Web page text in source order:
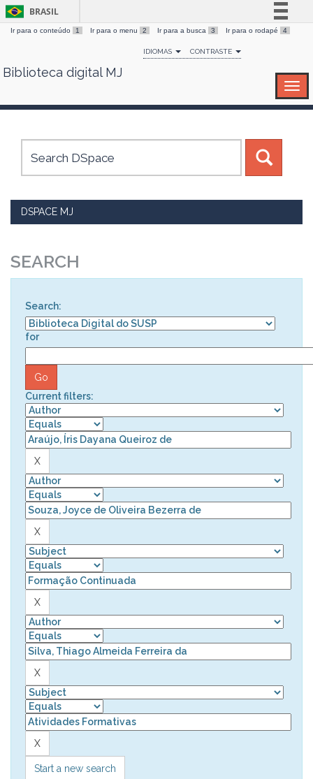
Skip
BRASIL
Simplifique!
Comunica BR
Canais
Ir para o conteúdo 1 Ir para o menu 2 Ir para a busca 3 Ir para o rodapé 4
IDIOMAS CONTRASTE
Biblioteca digital MJ
DSPACE MJ
SEARCH
Search:
for
Current filters:
Start a new search